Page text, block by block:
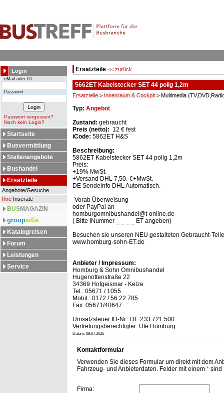
Login
eMail oder ID:
Passwort:
Passwort vergessen?
Noch kein Login?
Startseite
Busvermittlung
Stellenangebote
Bushandel
Ersatzteile
Angebote/Gesuche
Ihre Inserate
BUSMAGAZIN
groupedia
Katalogreisen
Forum
Leistungen
Service
Ersatzteile << zurück
5662ET Kabelstecker SET 44 polig 1,2m
Ersatzteile > Innenraum & Cockpit > Multimedia
Typ: Angebot
Zustand: gebraucht
Preis (netto): 12 € fest
iCode: 5862ET H&S
Beschreibung:
5862ET Kabelstecker SET 44 polig 1,2m
Preis:
+19% MwSt.
+Versand DHL 7,50.-€+MwSt.
DE Sendeinfo DHL Automatisch.
-Vorab Überweisung
oder PayPal an
homburgomnibushandel@t-online.de
( Bitte INummer _ _ _ _ ET angeben)
Besuchen sie unseren NEU gestalteten Gebraucht-
www.homburg-sohn-ET.de
Anbieter / Impressum:
Homburg & Sohn Omnibushandel
Hugenottenstraße 22
34369 Hofgeismar - Kelze
Tel.: 05671 / 1055
Mobil.: 0172 / 56 22 785
Fax: 05671/40647
Umsatzsteuer ID-Nr.: DE 233 721 500
Vertretungsberechtigter: Ute Homburg
Datum: 08.07.2026
Kontaktformular
Verwenden Sie dieses Formular um direkt mit dem
Fahrzeug- und Anbieterdaten. Felder mit einem *sind
Firma: